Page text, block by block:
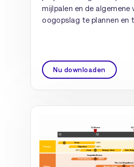
mijlpalen en de
oogopslag te plannen en
Nu downloaden